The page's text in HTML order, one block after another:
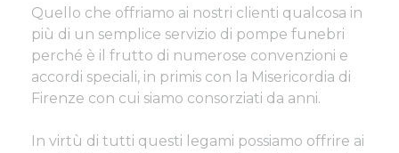
Quello che offriamo ai nostri clienti qualcosa in
più di un semplice servizio di pompe funebri
perché è il frutto di numerose convenzioni e
accordi speciali, in primis con la Misericordia di
Firenze con cui siamo consorziati da anni.
In virtù di tutti questi legami possiamo offrire ai